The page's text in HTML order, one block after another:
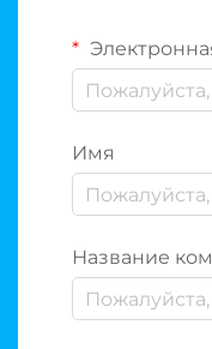
Имя
Название